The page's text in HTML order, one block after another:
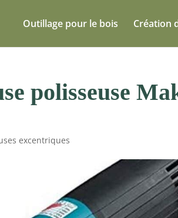
Outillage pour le bois Création
polisseuse
excentriques